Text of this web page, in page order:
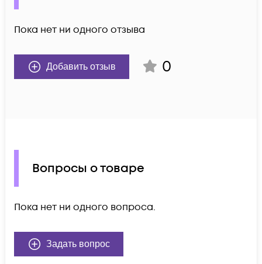
Пока нет ни одного отзыва
Добавить отзыв 0
Вопросы о товаре
Пока нет ни одного вопроса.
Задать вопрос